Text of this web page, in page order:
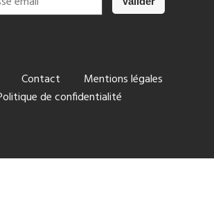
Contact
Mentions légales
de confidentialité